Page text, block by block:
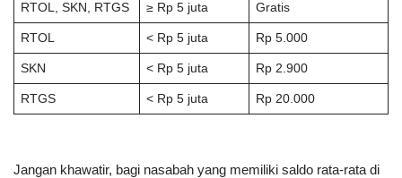
RTOL, SKN, RTGS ≥ Rp 5 juta Gratis
RTOL < Rp 5 juta Rp 5.000
SKN < Rp 5 juta Rp 2.900
RTGS < Rp 5 juta Rp 20.000
Jangan khawatir, bagi nasabah yang memiliki saldo rata-rata di